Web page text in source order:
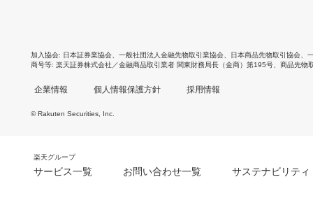
加入協会 日本証券業協会 一般社団法人金融先物取引業協会 日本商品先物取引協会
商号等 楽天証券株式会社／金融商品取引業者 関東財務局長（金商）第195号、商品先物
企業情報 個人情報保護方針 採用情報
© Rakuten Securities, Inc.
楽天グループ
サービス一覧 お問い合わせ一覧 サステナビリティ